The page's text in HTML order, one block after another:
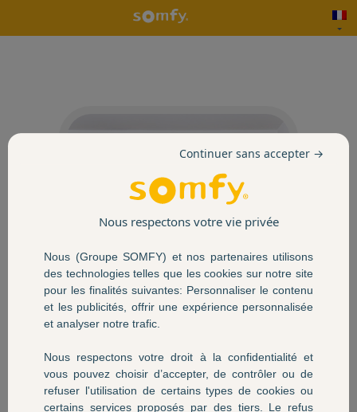
Nous respectons votre vie privée
Nous (Groupe SOMFY) et nos partenaires utilisons
des technologies telles que les cookies sur notre site
pour les finalités suivantes: Personnaliser le contenu
et les publicités, offrir une expérience personnalisée
et analyser notre trafic.
Nous respectons votre droit à la confidentialité et
vous pouvez choisir d’accepter, de contrôler ou de
refuser l'utilisation de certains types de cookies ou
certains services proposés par des tiers. Le refus
Continuer sans accepter →